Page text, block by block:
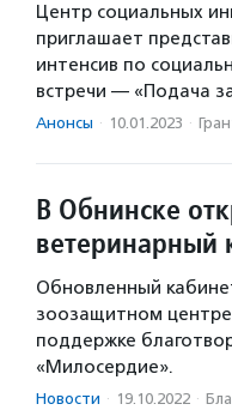
Центр социальных
приглашает
интенсив по
встречи — «Подача
Анонсы · 10.01.2023 ·
В Обнинске
ветеринарный
Обновленный
зоозащитном центре
поддержке
«Милосердие».
Новости · 19.10.2022 ·